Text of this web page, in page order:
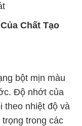
Chất Tạo
bột mịn màu
Độ nhớt của
theo nhiệt độ và
trong các